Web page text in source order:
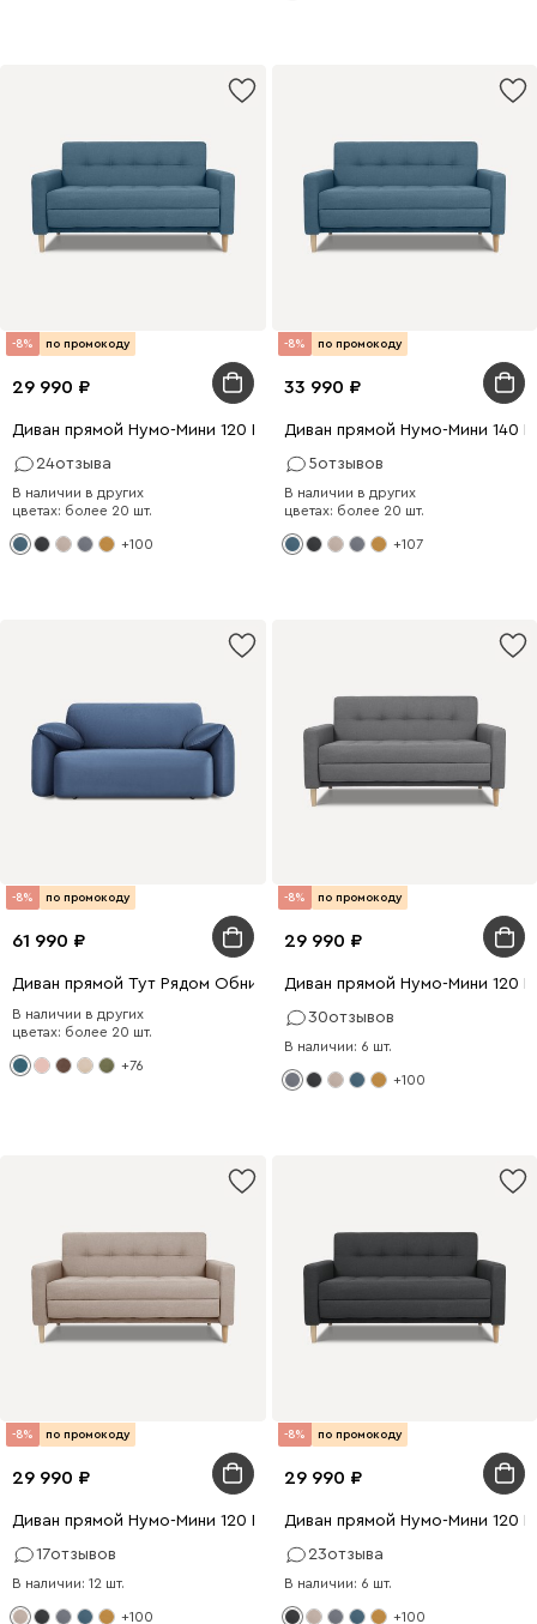
-8% по промокоду
29 990
Диван прямой Нумо-Мини 120 Рогожка Голубой
24отзыва
В наличии в других
цветах: более 20 шт.
+100
-8% по промокоду
33 990
Диван прямой Нумо-Мини 140
5отзывов
В наличии в других
цветах: более 20 шт.
+107
-8% по промокоду
61 990
Диван прямой Тут Рядом Обнимаемся 140 Велюр Голубой
В наличии в других
цветах: более 20 шт.
+76
-8% по промокоду
29 990
Диван прямой Нумо-Мини 120
30отзывов
В наличии: 6 шт.
+100
-8% по промокоду
29 990
Диван прямой Нумо-Мини 120 Рогожка Кремовый
17отзывов
В наличии: 12 шт.
+100
-8% по промокоду
29 990
Диван прямой Нумо-Мини 120
23отзыва
В наличии: 6 шт.
+100